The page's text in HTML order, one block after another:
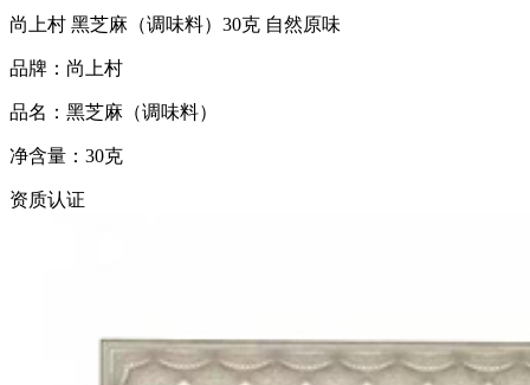
尚上村 黑芝麻（调味料）30克 自然原味
品牌：尚上村
品名：黑芝麻（调味料）
净含量：30克
资质认证